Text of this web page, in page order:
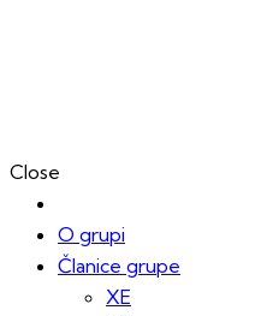
Close
O grupi
Članice grupe
XE